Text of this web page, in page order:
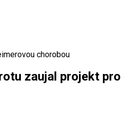
chorobou
zaujal projekt pro